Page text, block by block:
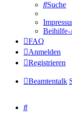
Suche
Beihilfe-
FAQ
Anmelden
Registrieren
Beamtentalk
Suche